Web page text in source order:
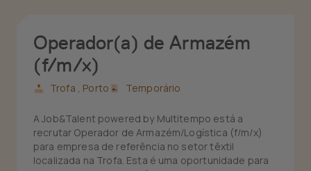
Operador(a) de Armazém
(f/m/x)
Trofa , Porto Temporário
A Job&Talent powered by Multitempo está a
recrutar Operador de Armazém/Logística (f/m/x)
para empresa de referência no setor têxtil
localizada na Trofa. Esta é uma oportunidade para